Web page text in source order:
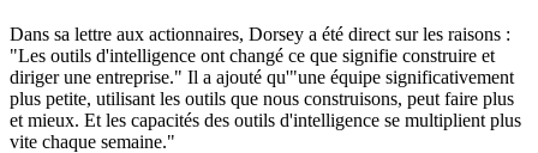
Dans sa lettre aux actionnaires, Dorsey a été direct sur les raisons :
"Les outils d'intelligence ont changé ce que signifie construire et
diriger une entreprise." Il a ajouté qu'"une équipe significativement
plus petite, utilisant les outils que nous construisons, peut faire plus
et mieux. Et les capacités des outils d'intelligence se multiplient plus
vite chaque semaine."